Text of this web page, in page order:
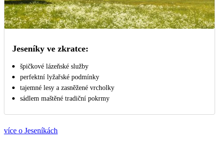
Jeseníky ve zkratce:
špičkové lázeňské služby
perfektní lyžařské podmínky
tajemné lesy a zasněžené vrcholky
sádlem maštěné tradiční pokrmy
více o Jeseníkách